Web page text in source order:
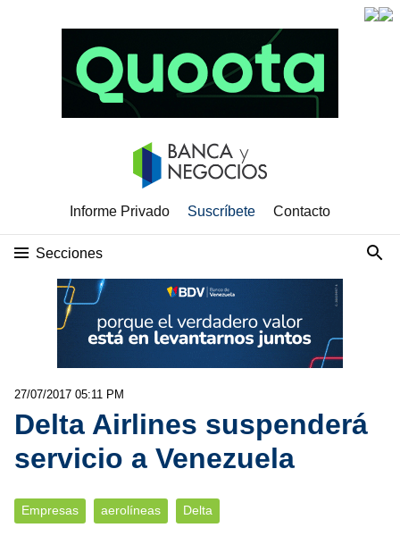
Informe Privado Suscríbete Contacto
Secciones
27/07/2017 05:11 PM
Delta Airlines suspenderá
servicio a Venezuela
Empresas aerolíneas Delta